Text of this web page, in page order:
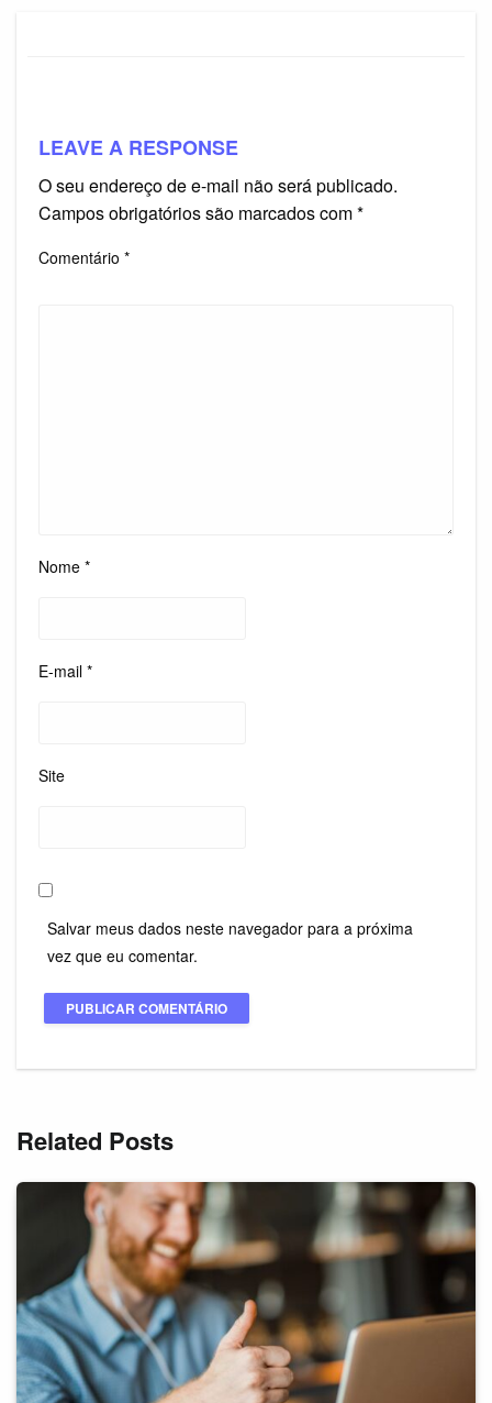
LEAVE A RESPONSE
O seu endereço de e-mail não será publicado.
Campos obrigatórios são marcados com*
Comentário *
Nome *
E-mail *
Site
Salvar meus dados neste navegador para a próxima
vez que eu comentar.
Related Posts